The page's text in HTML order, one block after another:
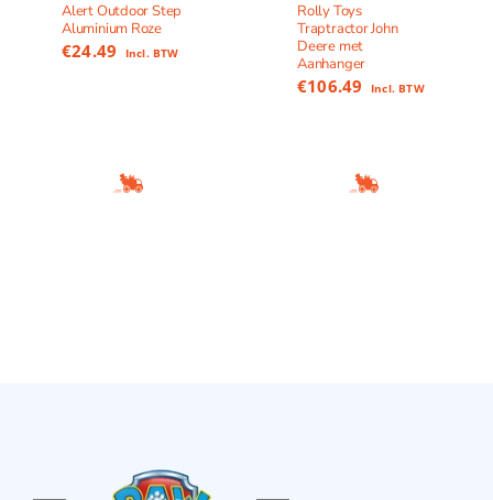
Alert Outdoor Step
Aluminium Roze
€24.49 Incl. BTW
Rolly Toys
Traptractor John
Deere met
Aanhanger
€106.49 Incl. BTW